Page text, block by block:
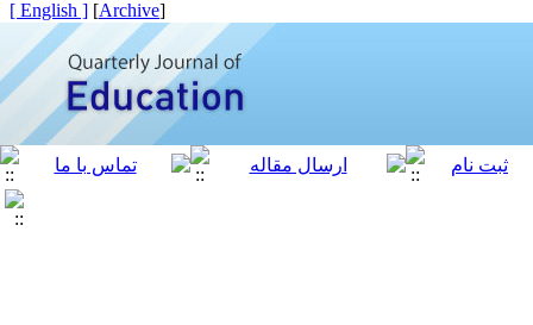
[
Archive
]
[ English ]